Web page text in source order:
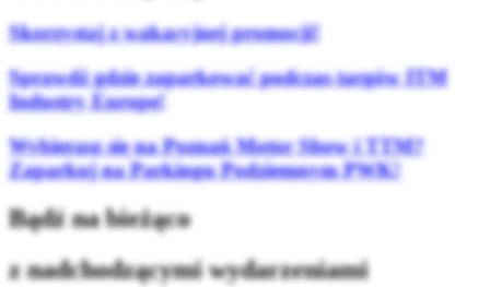
Skorzystaj z wakacyjnej promocji!
Sprawdź gdzie zaparkować podczas targów ITM
Industry Europe!
Wybierasz się na Poznań Motor Show i TTM?
Zaparkuj na Parkingu Podziemnym PWK!
Bądź na bieżąco
z nadchodzącymi wydarzeniami